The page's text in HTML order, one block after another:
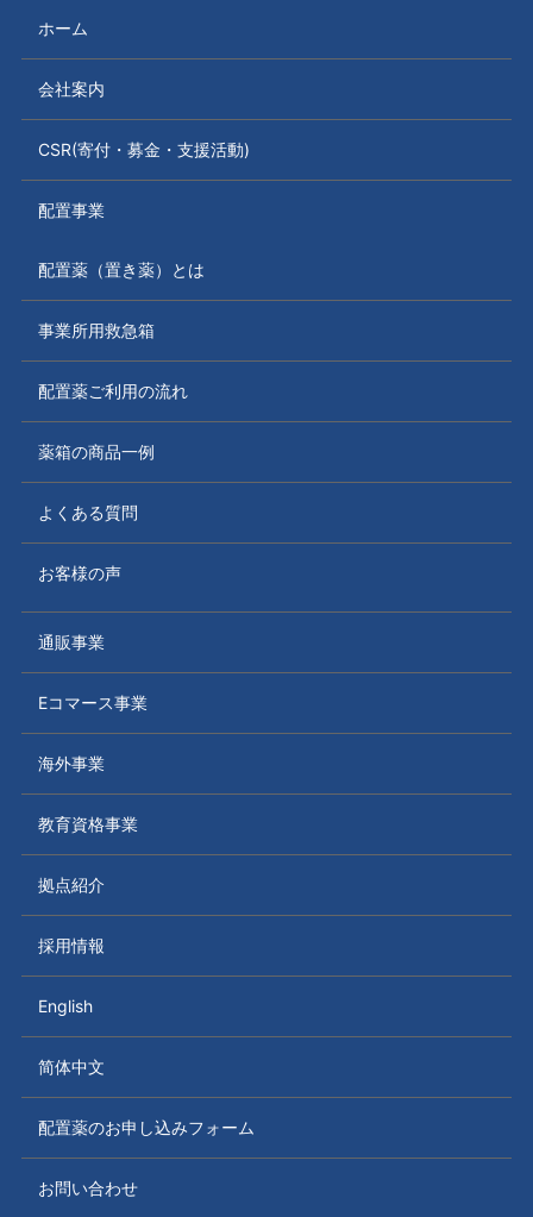
ホーム
会社案内
CSR(寄付・募金・支援活動)
配置事業
配置薬（置き薬）とは
事業所用救急箱
配置薬ご利用の流れ
薬箱の商品一例
よくある質問
お客様の声
通販事業
Eコマース事業
海外事業
教育資格事業
拠点紹介
採用情報
English
简体中文
配置薬のお申し込みフォーム
お問い合わせ